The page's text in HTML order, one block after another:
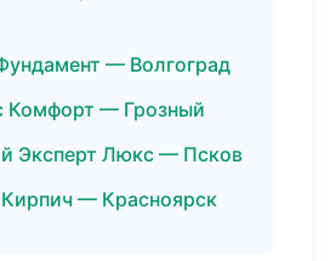
— Волгоград
Комфорт — Грозный
Эксперт Люкс — Псков
— Красноярск